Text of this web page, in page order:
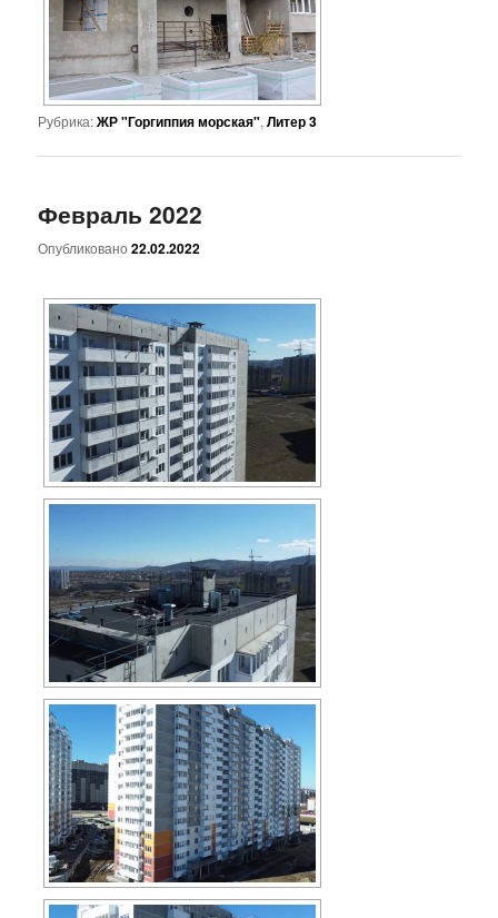
Рубрика:ЖР "Горгиппия морская",Литер 3
Февраль 2022
Опубликовано22.02.2022